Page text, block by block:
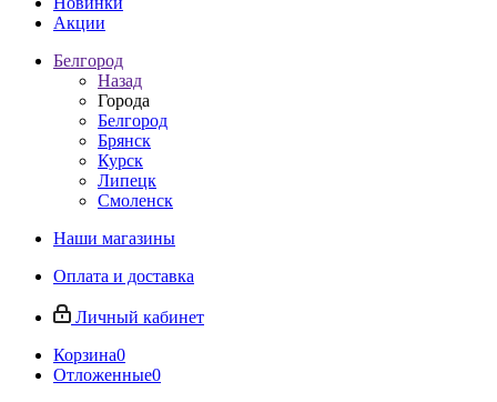
Акции
Белгород
Назад
Города
Белгород
Брянск
Курск
Липецк
Смоленск
Наши магазины
Оплата и доставка
Личный кабинет
Корзина0
Отложенные0